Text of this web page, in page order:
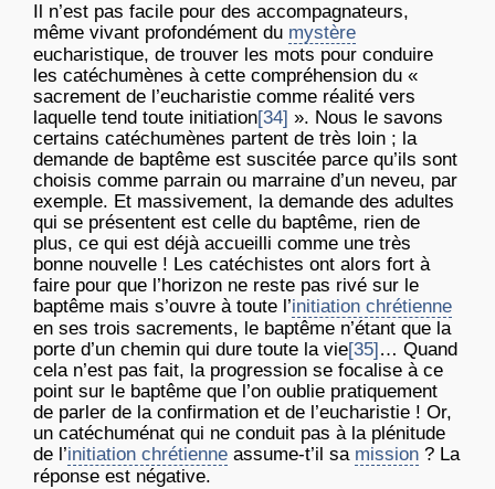
Il n’est pas facile pour des accompagnateurs,
même vivant profondément du mystère
eucharistique, de trouver les mots pour conduire
les catéchumènes à cette compréhension du «
sacrement de l’eucharistie comme réalité vers
laquelle tend toute initiation[34] ». Nous le savons
certains catéchumènes partent de très loin ; la
demande de baptême est suscitée parce qu’ils sont
choisis comme parrain ou marraine d’un neveu, par
exemple. Et massivement, la demande des adultes
qui se présentent est celle du baptême, rien de
plus, ce qui est déjà accueilli comme une très
bonne nouvelle ! Les catéchistes ont alors fort à
faire pour que l’horizon ne reste pas rivé sur le
baptême mais s’ouvre à toute l’initiation chrétienne
en ses trois sacrements, le baptême n’étant que la
porte d’un chemin qui dure toute la vie[35] … Quand
cela n’est pas fait, la progression se focalise à ce
point sur le baptême que l’on oublie pratiquement
de parler de la confirmation et de l’eucharistie ! Or,
un catéchuménat qui ne conduit pas à la plénitude
de l’initiation chrétienne assume-t’il sa mission ? La
réponse est négative.